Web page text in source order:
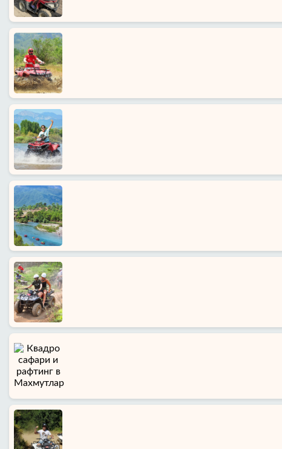
Главная
Районы
Алании
Блог